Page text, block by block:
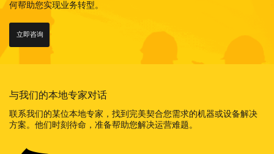
何帮助您实现业务转型。
立即咨询
与我们的本地专家对话
联系我们的某位本地专家，找到完美契合您需求的机器或设备解决
方案。他们时刻待命，准备帮助您解决运营难题。